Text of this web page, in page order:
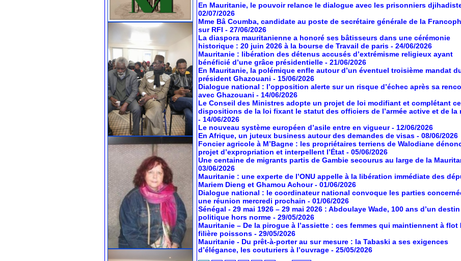
En Mauritanie, le pouvoir relance le dialogue avec les prisonniers
02/07/2026
Mme Bâ Coumba, candidate au poste de secrétaire générale de la
sur RFI - 27/06/2026
La diaspora mauritanienne a honoré ses bâtisseurs dans une cérémonie
historique : 20 juin 2026 à la bourse de Travail de paris - 24/06/2026
Mauritanie : libération des détenus accusés d’extrémisme religieux ayant
bénéficié d’une grâce présidentielle - 21/06/2026
En Mauritanie, la polémique enfle autour d’un éventuel troisième mandat
président Ghazouani - 15/06/2026
Dialogue national : l’opposition alerte sur un risque d’échec après sa
avec Ghazouani - 14/06/2026
Le Conseil des Ministres adopte un projet de loi modifiant et complétant
dispositions de la loi fixant le statut des officiers de l’armée active et de la
- 14/06/2026
Le nouveau système européen d’asile entre en vigueur - 12/06/2026
En Afrique, un juteux business autour des demandes de visas - 08/06/2026
Foncier agricole à M’Bagne : les propriétaires terriens de Walodiane
projet d’expropriation et interpellent l’État - 05/06/2026
Une centaine de migrants partis de Gambie secourus au large de la
03/06/2026
Mauritanie : une experte de l’ONU appelle à la libération immédiate des
Mariem Dieng et Ghamou Achour - 01/06/2026
Dialogue national : le coordinateur national convoque les parties
une réunion mercredi prochain - 01/06/2026
Sénégal - 29 mai 1926 – 29 mai 2026 : Abdoulaye Wade, 100 ans d’un destin
politique hors norme - 29/05/2026
Mauritanie – De la pirogue à l’assiette : ces femmes qui maintiennent à flot
filière poissons - 29/05/2026
Mauritanie - Du prêt-à-porter au sur mesure : la Tabaski a ses exigences
d’élégance, les couturiers à l’ouvrage - 25/05/2026